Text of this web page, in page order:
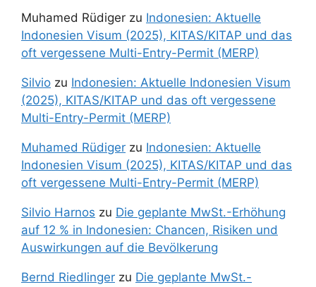
Muhamed Rüdiger zu Indonesien: Aktuelle
Indonesien Visum (2025), KITAS/KITAP und das
oft vergessene Multi-Entry-Permit (MERP)
Silvio zu Indonesien: Aktuelle Indonesien Visum
(2025), KITAS/KITAP und das oft vergessene
Multi-Entry-Permit (MERP)
Muhamed Rüdiger zu Indonesien: Aktuelle
Indonesien Visum (2025), KITAS/KITAP und das
oft vergessene Multi-Entry-Permit (MERP)
Silvio Harnos zu Die geplante MwSt.-Erhöhung
auf 12 % in Indonesien: Chancen, Risiken und
Auswirkungen auf die Bevölkerung
Bernd Riedlinger zu Die geplante MwSt.-